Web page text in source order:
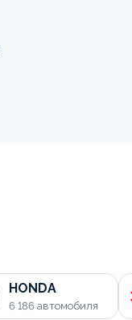
HONDA
6 186 автомобиля